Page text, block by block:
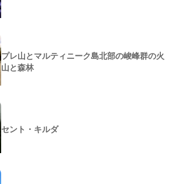
プレ山とマルティニーク島北部の峻峰群の火
山と森林
セント・キルダ